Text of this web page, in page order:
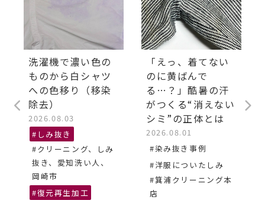
洗濯機で濃い色の
ものから白シャツ
への色移り（移染
除去）
2026.08.03
#しみ抜き
#クリーニング、しみ
抜き、愛知洗い人、
岡崎市
#復元再生加工
「えっ、着てない
のに黄ばんで
る…？」酷暑の汗
がつくる“消えない
シミ”の正体とは
2026.08.01
#染み抜き事例
#洋服についたしみ
#箕浦クリーニング本
店